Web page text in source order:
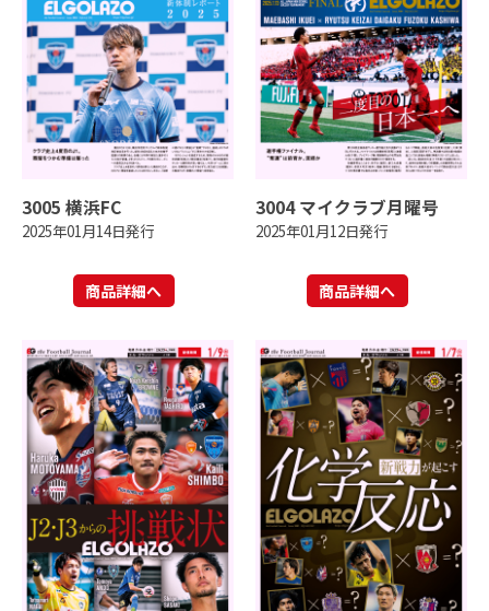
3005 横浜FC
2025年01月14日発行
商品詳細へ
3004 マイクラブ月曜号
2025年01月12日発行
商品詳細へ